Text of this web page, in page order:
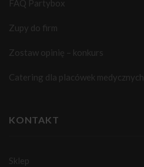
FAQ Partybox
Zupy do firm
Zostaw opinię – konkurs
Catering dla placówek medycznych
KONTAKT
Sklep